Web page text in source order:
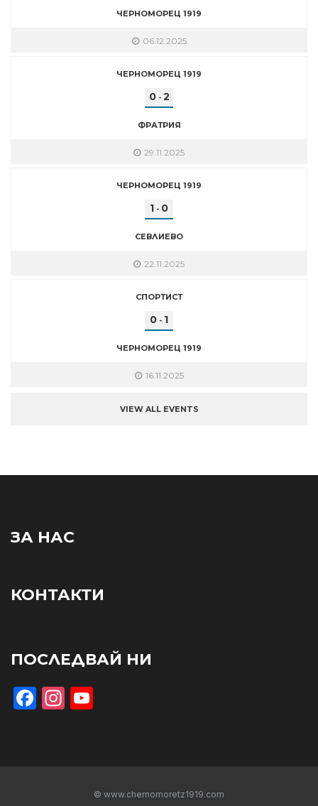
ЧЕРНОМОРЕЦ 1919
06.12.2025
ЧЕРНОМОРЕЦ 1919
0- 2
ФРАТРИЯ
29.11.2025
ЧЕРНОМОРЕЦ 1919
1 - 0
СЕВЛИЕВО
22.11.2025
СПОРТИСТ
0 - 1
ЧЕРНОМОРЕЦ 1919
16.11.2025
VIEW ALL EVENTS
ЗА НАС
КОНТАКТИ
ПОСЛЕДВАЙ НИ
Facebook
Instagram
© www.chernomoretz1919.com